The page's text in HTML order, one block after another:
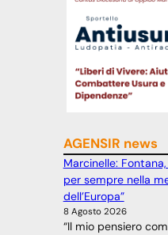
AGENSIR news
Marcinelle:
per sempre nella
dell’Europa”
8 Agosto 2026
“Il mio pensiero